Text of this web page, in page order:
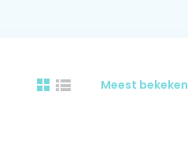
Meest bekeken